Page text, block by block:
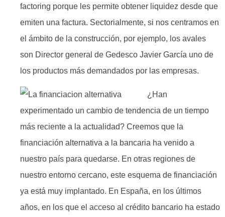
factoring porque les permite obtener liquidez desde que
emiten una factura. Sectorialmente, si nos centramos en
el ámbito de la construcción, por ejemplo, los avales
son Director general de Gedesco Javier García uno de
los productos más demandados por las empresas.
¿Han
experimentado un cambio de tendencia de un tiempo
más reciente a la actualidad? Creemos que la
financiación alternativa a la bancaria ha venido a
nuestro país para quedarse. En otras regiones de
nuestro entorno cercano, este esquema de financiación
ya está muy implantado. En España, en los últimos
años, en los que el acceso al crédito bancario ha estado